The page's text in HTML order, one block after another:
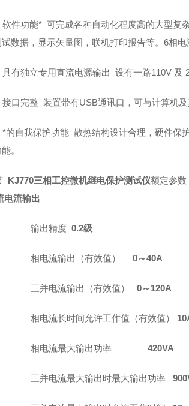
软件功能* 可完成各种自动化程度高的大型复
数据，显示矢量图，联机打印报告等。 6相电
具有独立专用直流电源输出 设有一路110V 及
接口完整 装置带有USB通讯口，可与计算机及
*的自我保护功能 散热结构设计合理，硬件保
。
KJ770三相工控微机继电保护测试仪额定参数
电流输出
输出精度 0.2级
相电流输出（有效值） 0～40A
三并电流输出（有效值） 0～120A
相电流长时间允许工作值（有效值）
相电流最大输出功率 420VA
三并电流最大输出时最大输出功率